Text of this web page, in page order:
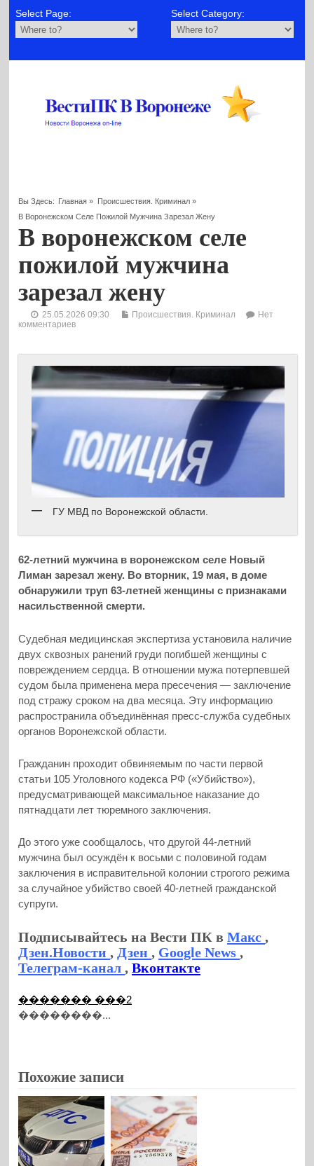
Select Page: Select Category:
Вы Здесь: Главная » Происшествия. Криминал»
В Воронежском Селе Пожилой Мужчина Зарезал Жену
В воронежском селе
пожилой мужчина
зарезал жену
25.05.2026 09:30 Происшествия. Криминал
Нет
комментариев
ГУ МВД по Воронежской области.
62-летний мужчина в воронежском селе Новый
Лиман зарезал жену. Во вторник, 19 мая, в доме
обнаружили труп 63-летней женщины с признаками
насильственной смерти.
Судебная медицинская экспертиза установила наличие
двух сквозных ранений груди погибшей женщины с
повреждением сердца. В отношении мужа потерпевшей
судом была применена мера пресечения — заключение
под стражу сроком на два месяца. Эту информацию
распространила объединённая пресс-служба судебных
органов Воронежской области.
Гражданин проходит обвиняемым по части первой
статьи 105 Уголовного кодекса РФ («Убийство»),
предусматривающей максимальное наказание до
пятнадцати лет тюремного заключения.
До этого уже сообщалось, что другой 44-летний
мужчина был осуждён к восьми с половиной годам
заключения в исправительной колонии строгого режима
за случайное убийство своей 40-летней гражданской
супруги.
Подписывайтесь на Вести ПК вМакс,
Дзен.Новости, Дзен, Google News,
Телеграм-канал,Вконтакте
������� ���2
��������...
Похожие записи